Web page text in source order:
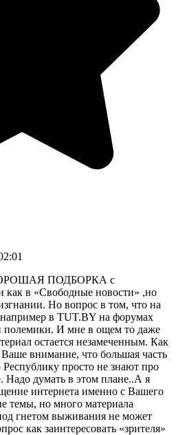
ПОДБОРКА с
как в «Свободные новости» ,но
Но вопрос в том, что на
в TUT.BY на форумах
полемики. И мне в ощем то даже
остается незамеченным. Как
внимание, что большая часть
Республику просто не знают про
Надо думать в этом плане..А я
интернета именно с Вашего
темы, но много материала
гнетом выживания не может
как заинтересовать «зрителя»